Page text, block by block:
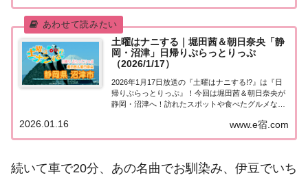
ールの富士山一望の大パノラマ「天空テラス」...
土曜はナニする｜堀田茜＆朝日奈央「静
岡・沼津」日帰りぷらっとりっぷ
（2026/1/17）
2026年1月17日放送の『土曜はナニする!?』は『日
帰りぷらっとりっぷ』！今回は堀田茜＆朝日奈央が
静岡・沼津へ！訪れたスポットや食べたグルメな
ら！日帰りぷらっとりっぷ「静岡・沼津」仲良し芸
能人が自由気ままに日帰り旅「日帰りぷらっとり...
www.e宿.com
2026.01.16
続いて車で20分、あの名曲でお馴染み、伊豆でいち